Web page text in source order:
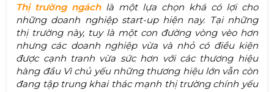
Thị trường ngáchlà một lựa chọn khá có lợi cho
những doanh nghiệp start-up hiện nay. Tại những
thị trường này, tuy là một con đường vòng vèo hơn
nhưng các doanh nghiệp vừa và nhỏ có điều kiện
được cạnh tranh vừa sức hơn với các thương hiệu
hàng đầu Vì chủ yếu những thương hiệu lớn vẫn còn
đang tập trung khai thác mạnh thị trường chính yếu